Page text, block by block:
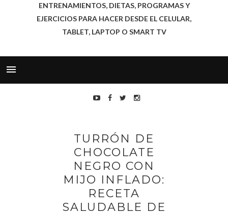
ENTRENAMIENTOS, DIETAS, PROGRAMAS Y
EJERCICIOS PARA HACER DESDE EL CELULAR,
TABLET, LAPTOP O SMART TV
TURRÓN DE
CHOCOLATE
NEGRO CON
MIJO INFLADO:
RECETA
SALUDABLE DE